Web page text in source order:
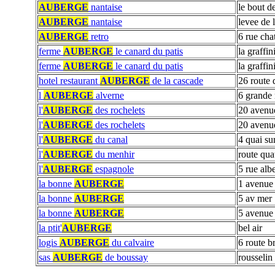
AUBERGE nantaise
le bout
AUBERGE nantaise
levee de
AUBERGE retro
6 rue
ferme AUBERGE le canard du patis
la
ferme AUBERGE le canard du patis
la
hotel restaurant AUBERGE de la cascade
26 route
l AUBERGE alverne
6 grande
l'AUBERGE des rochelets
20
l'AUBERGE des rochelets
20
l'AUBERGE du canal
4 quai
l'AUBERGE du menhir
route
l'AUBERGE espagnole
5 rue
la bonne AUBERGE
1
la bonne AUBERGE
5 av mer
la bonne AUBERGE
5
la ptit'AUBERGE
bel air
logis AUBERGE du calvaire
6 route
sas AUBERGE de boussay rousselin